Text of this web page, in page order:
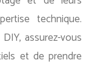
technique.
assurez-vous
et de prendre